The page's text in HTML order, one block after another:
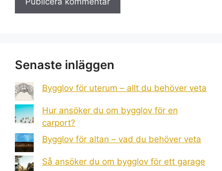
Senaste inläggen
Bygglov för uterum – allt du behöver veta
Hur ansöker du om bygglov för en
carport?
Bygglov för altan – vad du behöver veta
Så ansöker du om bygglov för ett garage